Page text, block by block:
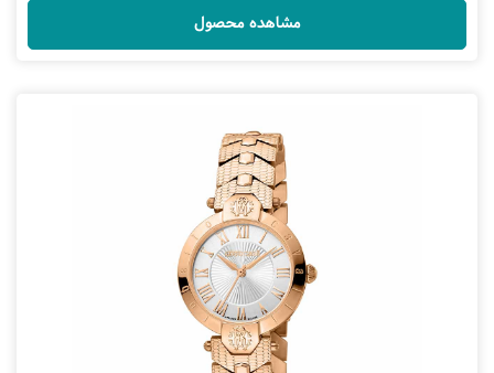
مشاهده محصول